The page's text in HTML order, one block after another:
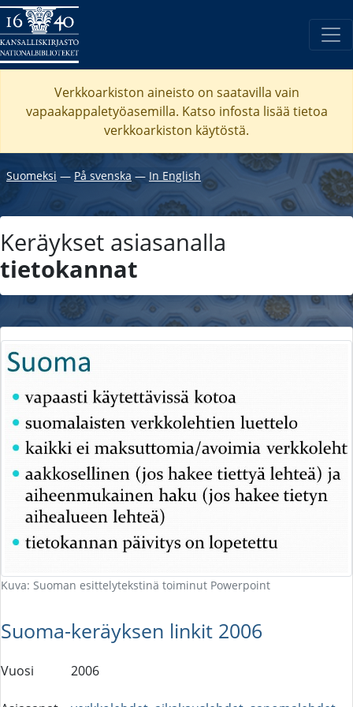
Verkkoarkiston aineisto on saatavilla vain
vapaakappaletyöasemilla. Katso infosta lisää tietoa
verkkoarkiston käytöstä.
Suomeksi ― På svenska ― In English
Keräykset asiasanalla
tietokannat
Kuva: Suoman esittelytekstinä toiminut Powerpoint
Suoma-keräyksen linkit 2006
Vuosi 2006